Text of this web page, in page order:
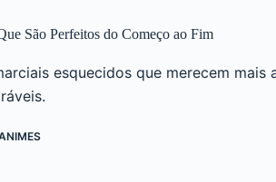
São Perfeitos do Começo ao Fim
esquecidos que merecem mais